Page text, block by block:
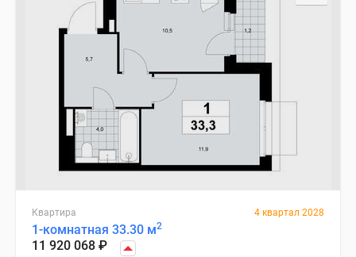
Квартира 4 квартал 2028
1-комнатная 33.30 м2
11 920 068 ₽